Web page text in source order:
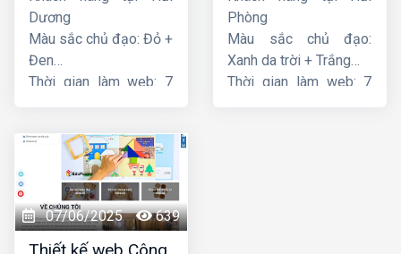
Dương
Màu sắc chủ đạo: Đỏ +
Đen
Thời gian làm web: 7
Phòng
Màu sắc chủ đạo:
Xanh da trời + Trắng
Thời gian làm web: 7
07/06/2025 639